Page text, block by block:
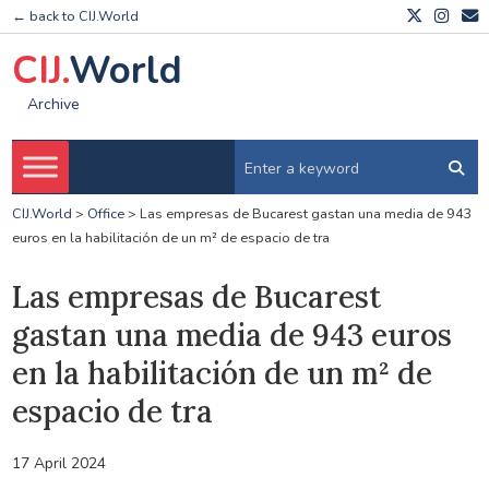
← back to CIJ.World
CIJ.World
Archive
CIJ.World > Office> Las empresas de Bucarest gastan una media de 943
euros en la habilitación de un m² de espacio de tra
Las empresas de Bucarest
gastan una media de 943 euros
en la habilitación de un m² de
espacio de tra
17 April 2024